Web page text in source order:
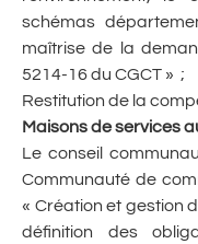
schémas
maîtrise de la
5214-16 du CGCT » ;
Restitution de la
Maisons de services
Le conseil
Communauté de
« Création et gestion
définition des